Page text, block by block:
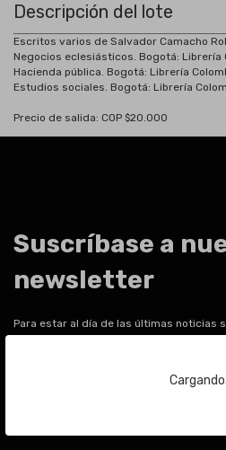
Descripción del lote
Escritos varios de Salvador Camacho
Negocios eclesiásticos. Bogotá: Librería
Hacienda pública. Bogotá: Librería
Estudios sociales. Bogotá: Librería
Precio de salida: COP $20.000
Suscríbase a
newsletter
Para estar al día de las últimas noticias